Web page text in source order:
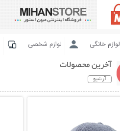
لوازم خانگی لوازم شخصی
آخرین محصولات
آرشیو